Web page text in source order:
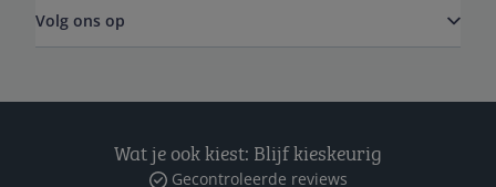
Volg ons op
Wat je ook kiest: Blijf kieskeurig
Gecontroleerde reviews